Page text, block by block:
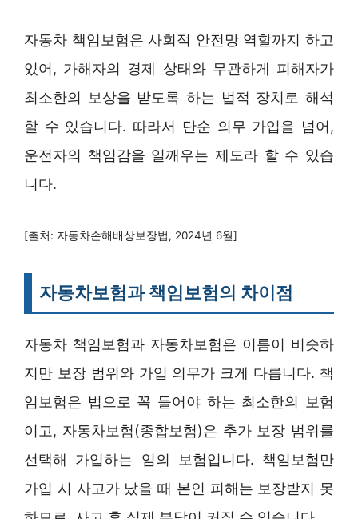
자동차 책임보험은 사회적 안전망 역할까지 하고
있어, 가해자의 경제 상태와 무관하게 피해자가
최소한의 보상을 받도록 하는 법적 장치로 해석
할 수 있습니다. 따라서 단순 의무 가입을 넘어,
운전자의 책임감을 일깨우는 제도라 할 수 있습
니다.
[출처: 자동차손해배상보장법, 2024년 6월]
자동차보험과 책임보험의 차이점
자동차 책임보험과 자동차보험은 이름이 비슷하
지만 보장 범위와 가입 의무가 크게 다릅니다. 책
임보험은 법으로 꼭 들어야 하는 최소한의 보험
이고, 자동차보험(종합보험)은 추가 보장 범위를
선택해 가입하는 임의 보험입니다. 책임보험만
가입 시 사고가 났을 때 본인 피해는 보장받지 못